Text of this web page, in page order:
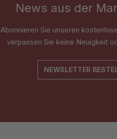
News aus der
Abonnieren Sie unseren
verpassen Sie keine Neuigkeit
NEWSLETTER